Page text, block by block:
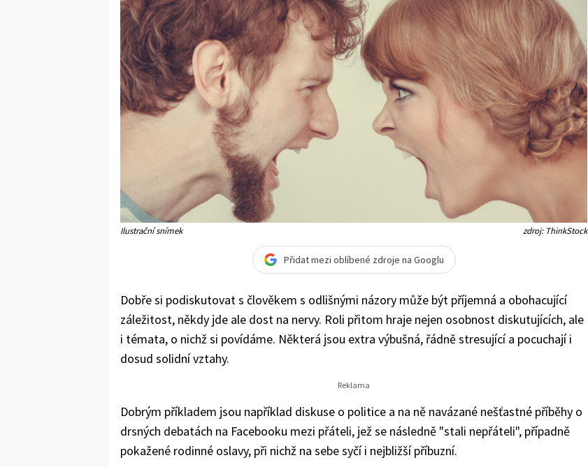
Ilustrační snímek zdroj: ThinkStock
Přidat mezi oblíbené zdroje na Googlu
Dobře si podiskutovat s člověkem s odlišnými názory může být příjemná a obohacující
záležitost, někdy jde ale dost na nervy. Roli přitom hraje nejen osobnost diskutujících, ale
i témata, o nichž si povídáme. Některá jsou extra výbušná, řádně stresující a pocuchají i
dosud solidní vztahy.
Dobrým příkladem jsou například diskuse o politice a na ně navázané nešťastné příběhy o
drsných debatách na Facebooku mezi přáteli, jež se následně "stali nepřáteli", případně
pokažené rodinné oslavy, při nichž na sebe syčí i nejbližší příbuzní.